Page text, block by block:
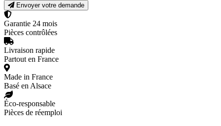
Envoyer votre demande
Garantie 24 mois
Pièces contrôlées
Livraison rapide
Partout en France
Made in France
Basé en Alsace
Éco-responsable
Pièces de réemploi